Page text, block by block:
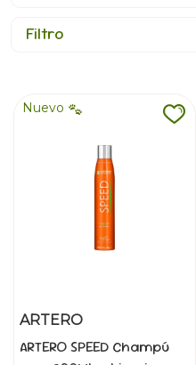
Filtro
Nuevo
ARTERO
ARTERO SPEED Champú